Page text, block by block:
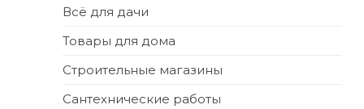
Всё для дачи
Товары для дома
Строительные магазины
Сантехнические работы